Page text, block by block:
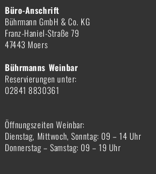
Büro-Anschrift
Bührmann GmbH & Co. KG
Franz-Haniel-Straße 79
47443 Moers
Bührmanns Weinbar
Reservierungen unter:
02841 8830361
Öffnungszeiten Weinbar:
Dienstag, Mittwoch, Sonntag: 09 – 14 Uhr
Donnerstag – Samstag: 09 – 19 Uhr